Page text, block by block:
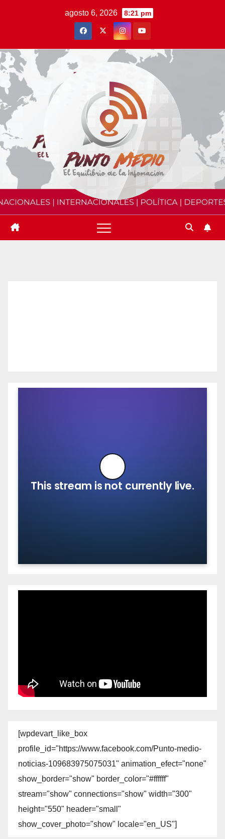
agosto 6, 2026 8:21 pm
[wpdevart_like_box
profile_id="https://www.facebook.com/Punto-medio-
noticias-109683975075031" animation_efect="none"
show_border="show" border_color="#ffffff"
stream="show" connections="show" width="300"
height="550" header="small"
show_cover_photo="show" locale="en_US"]